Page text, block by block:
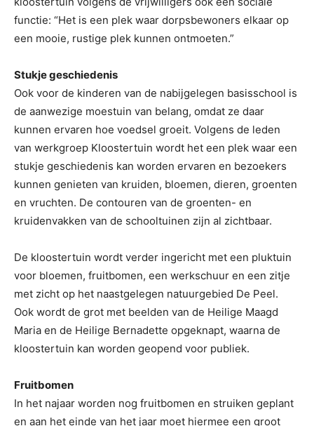
functie: “Het is een plek waar dorpsbewoners elkaar op
een mooie, rustige plek kunnen ontmoeten.”
Stukje geschiedenis
Ook voor de kinderen van de nabijgelegen basisschool is
de aanwezige moestuin van belang, omdat ze daar
kunnen ervaren hoe voedsel groeit. Volgens de leden
van werkgroep Kloostertuin wordt het een plek waar een
stukje geschiedenis kan worden ervaren en bezoekers
kunnen genieten van kruiden, bloemen, dieren, groenten
en vruchten. De contouren van de groenten- en
kruidenvakken van de schooltuinen zijn al zichtbaar.
De kloostertuin wordt verder ingericht met een pluktuin
voor bloemen, fruitbomen, een werkschuur en een zitje
met zicht op het naastgelegen natuurgebied De Peel.
Ook wordt de grot met beelden van de Heilige Maagd
Maria en de Heilige Bernadette opgeknapt, waarna de
kloostertuin kan worden geopend voor publiek.
Fruitbomen
In het najaar worden nog fruitbomen en struiken geplant
en aan het einde van het jaar moet hiermee een groot